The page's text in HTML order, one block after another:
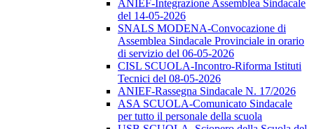
ANIEF-Integrazione Assemblea Sindacale
del 14-05-2026
SNALS MODENA-Convocazione di
Assemblea Sindacale Provinciale in orario
di servizio del 06-05-2026
CISL SCUOLA-Incontro-Riforma Istituti
Tecnici del 08-05-2026
ANIEF-Rassegna Sindacale N. 17/2026
ASA SCUOLA-Comunicato Sindacale
per tutto il personale della scuola